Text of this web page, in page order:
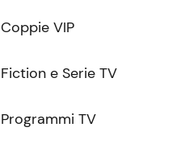
Coppie VIP
Fiction e Serie TV
Programmi TV